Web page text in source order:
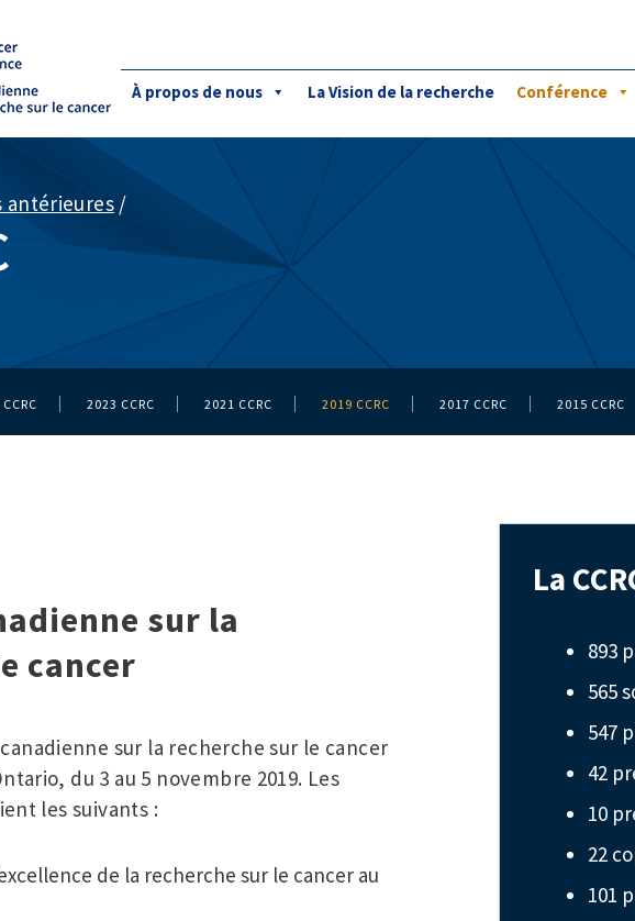
À propos de nous La Vision de la recherche Conférence
antérieures /
2023 CCRC 2021 CCRC 2019 CCRC 2017 CCRC 2015 CCRC
sur la
cancer
sur la recherche sur le cancer
du 3 au 5 novembre 2019. Les
les suivants :
de la recherche sur le cancer au
La
893
565
547
42
10
22
101